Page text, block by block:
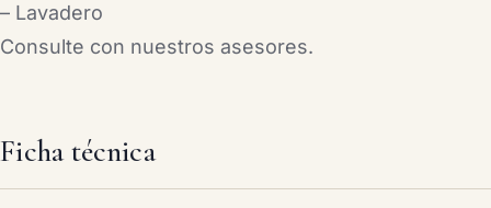
– Lavadero
Consulte con nuestros asesores.
Ficha técnica